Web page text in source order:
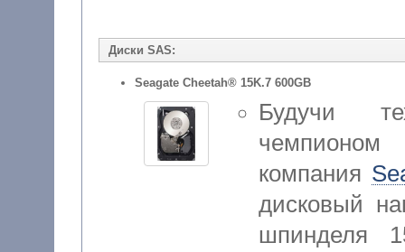
Диски SAS:
Seagate Cheetah® 15K.7 600GB
Будучи
чемпионом
компания
дисковый
шпинделя